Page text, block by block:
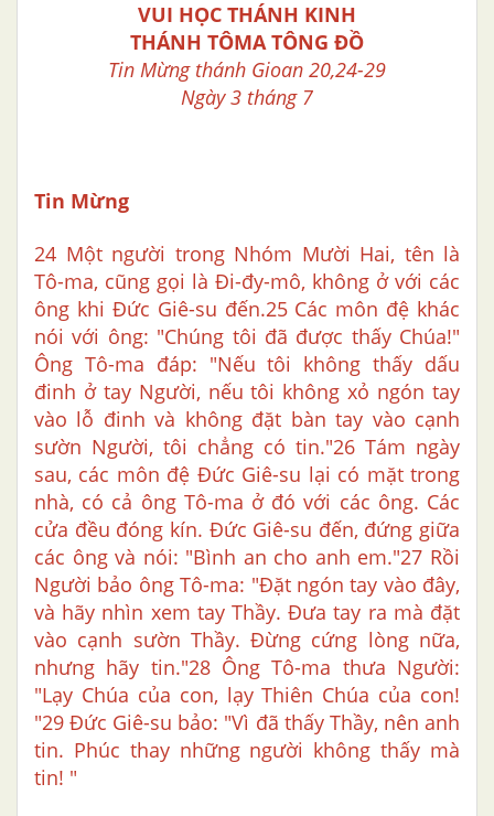
VUI HỌC THÁNH KINH
THÁNH TÔMA TÔNG ĐỒ
Tin Mừng thánh Gioan 20,24-29
Ngày 3 tháng 7
Tin Mừng
24 Một người trong Nhóm Mười Hai, tên là
Tô-ma, cũng gọi là Đi-đy-mô, không ở với các
ông khi Đức Giê-su đến.25 Các môn đệ khác
nói với ông: "Chúng tôi đã được thấy Chúa!"
Ông Tô-ma đáp: "Nếu tôi không thấy dấu
đinh ở tay Người, nếu tôi không xỏ ngón tay
vào lỗ đinh và không đặt bàn tay vào cạnh
sườn Người, tôi chẳng có tin."26 Tám ngày
sau, các môn đệ Đức Giê-su lại có mặt trong
nhà, có cả ông Tô-ma ở đó với các ông. Các
cửa đều đóng kín. Đức Giê-su đến, đứng giữa
các ông và nói: "Bình an cho anh em."27 Rồi
Người bảo ông Tô-ma: "Đặt ngón tay vào đây,
và hãy nhìn xem tay Thầy. Đưa tay ra mà đặt
vào cạnh sườn Thầy. Đừng cứng lòng nữa,
nhưng hãy tin."28 Ông Tô-ma thưa Người:
"Lạy Chúa của con, lạy Thiên Chúa của con!
"29 Đức Giê-su bảo: "Vì đã thấy Thầy, nên anh
tin. Phúc thay những người không thấy mà
tin! "